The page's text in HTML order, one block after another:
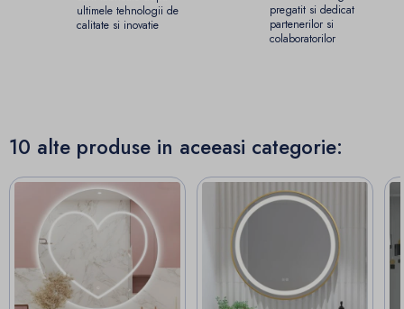
ultimele tehnologii de
calitate si inovatie
pregatit si dedicat
partenerilor si
colaboratorilor
10 alte produse in aceeasi categorie: